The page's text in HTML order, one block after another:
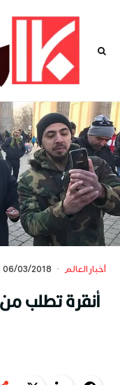
أخبار العالم ·
06/03/2018
أنقرة تطلب